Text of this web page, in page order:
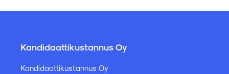
Kandidaattikustannus Oy
Kandidaattikustannus Oy